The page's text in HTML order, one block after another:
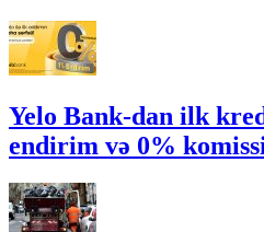
Yelo Bank-dan ilk
endirim və 0%